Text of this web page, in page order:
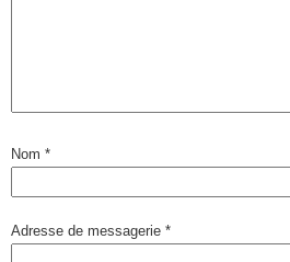
Nom *
Adresse de messagerie *